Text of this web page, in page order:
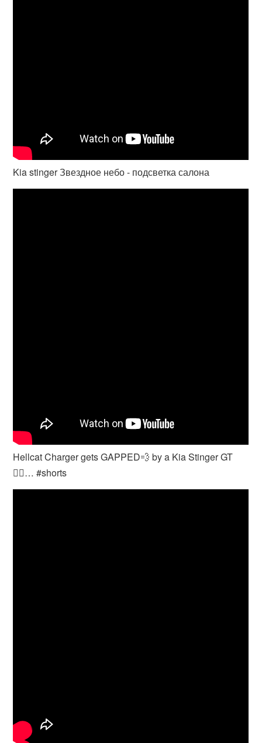
Kia stinger Звездное небо - подсветка салона
Hellcat Charger gets GAPPED💨 by a Kia Stinger GT
🤦‍♂️… #shorts